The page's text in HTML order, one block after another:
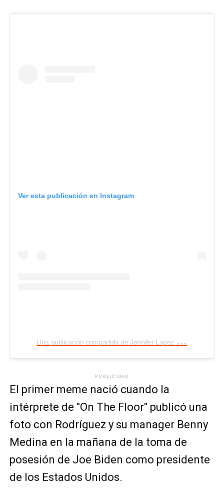
Ver esta publicación en Instagram
U
na publicación compartida de Jennifer Lopez (@jlo)
PUBLICIDAD
El primer meme nació cuando la
intérprete de "On The Floor" publicó una
foto con Rodríguez y su manager Benny
Medina en la mañana de la toma de
posesión de Joe Biden como presidente
de los Estados Unidos.